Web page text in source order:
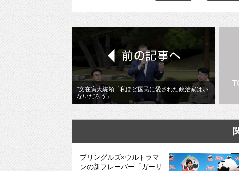
"文在寅大統領「私ほど国民に愛された政治家はい
ないだろう」
プリングルズ×ウルトラマ
ンの新フレーバー「ガーリ